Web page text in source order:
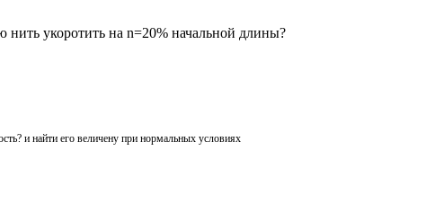
и найти его величену при нормальных условиях